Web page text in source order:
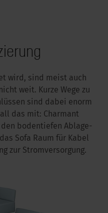
wird, sind meist auch
weit. Kurze Wege zu
sind dabei enorm
das mit: Charmant
bodentiefen Ablage-
Sofa Raum für Kabel
zur Stromversorgung.